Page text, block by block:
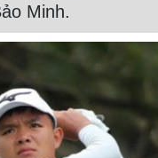
Minh.